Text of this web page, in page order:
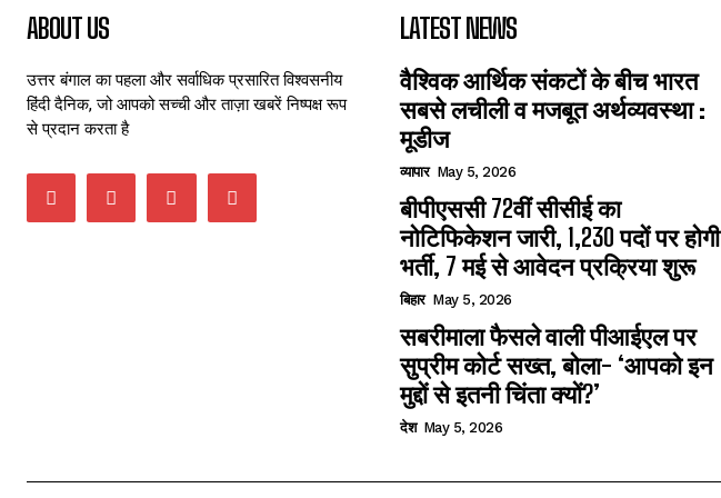
ABOUT US
उत्तर बंगाल का पहला और सर्वाधिक प्रसारित विश्वसनीय
हिंदी दैनिक, जो आपको सच्ची और ताज़ा खबरें निष्पक्ष रूप
से प्रदान करता है
LATEST NEWS
वैश्विक आर्थिक संकटों के बीच भारत
सबसे लचीली व मजबूत अर्थव्यवस्था :
मूडीज
व्यापार May 5, 2026
बीपीएससी 72वीं सीसीई का
नोटिफिकेशन जारी, 1,230 पदों पर होगी
भर्ती, 7 मई से आवेदन प्रक्रिया शुरू
बिहार May 5, 2026
सबरीमाला फैसले वाली पीआईएल पर
सुप्रीम कोर्ट सख्त, बोला- ‘आपको इन
मुद्दों से इतनी चिंता क्यों?’
देश May 5, 2026